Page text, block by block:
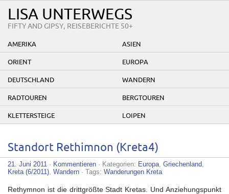
LISA UNTERWEGS
FIFTY AND GIPSY, REISEBERICHTE 50+
AMERIKA ASIEN
ORIENT EUROPA
DEUTSCHLAND WANDERN
RADTOUREN BERGTOUREN
KLETTERSTEIGE LOIPEN
Standort Rethimnon (Kreta4)
21. Juni 2011 · Kommentieren · Kategorien: Europa, Griechenland,
Kreta (6/2011), Wandern · Tags: Wanderungen Kreta
Rethymnon ist die drittgrößte Stadt Kretas. Und Anziehungspunkt